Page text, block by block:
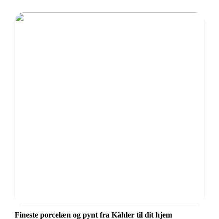
Fineste porcelæn og pynt fra Kähler til dit hjem